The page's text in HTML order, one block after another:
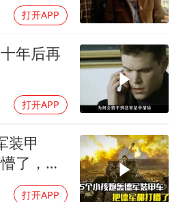
打开APP
年后再
打开APP
装甲
了，战
打开APP